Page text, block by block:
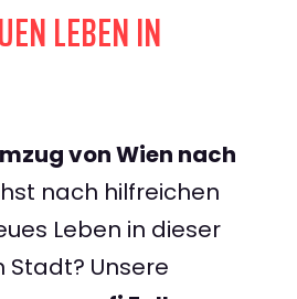
LEBEN IN
von Wien nach
nach hilfreichen
Leben in dieser
Unsere